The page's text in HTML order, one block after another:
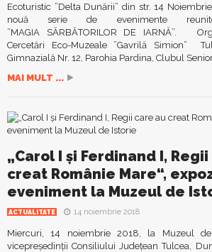
Ecoturistic ”Delta Dunării” din str. 14
nouă serie de evenimente
”MAGIA SĂRBĂTORILOR DE IARNĂ”.
Cercetări Eco-Muzeale ”Gavrilă Simion”
Gimnazială Nr. 12, Parohia Pardina, Clubul
MAI MULT ...
„Carol I și Ferdinand I,
creat Românie Mare“,
eveniment la Muzeul de
ACTUALITATE 14 noiembrie 2018
Miercuri, 14 noiembrie 2018, la Muzeul de
vicepreședinții Consiliului Județean Tulcea,